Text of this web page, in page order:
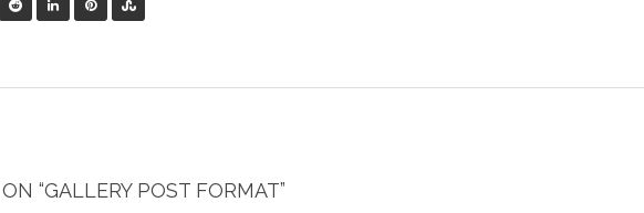
“GALLERY POST FORMAT”